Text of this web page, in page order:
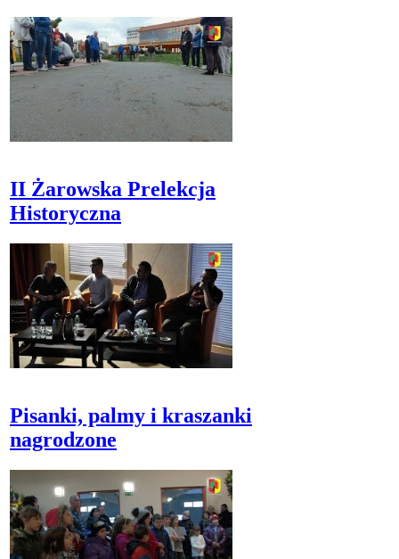
II Żarowska Prelekcja
Historyczna
Pisanki, palmy i kraszanki
nagrodzone